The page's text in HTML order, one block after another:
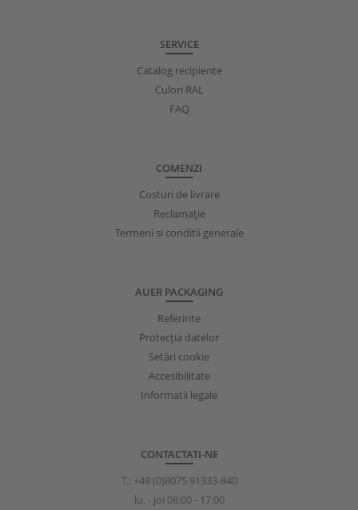
SERVICE
Catalog recipiente
Culori RAL
FAQ
COMENZI
Costuri de livrare
Reclamație
Termeni si conditii generale
AUER PACKAGING
Referinte
Protecţia datelor
Setări cookie
Accesibilitate
Informatii legale
CONTACTATI-NE
T.: +49 (0)8075 91333-840
lu. - joi 08:00 - 17:00